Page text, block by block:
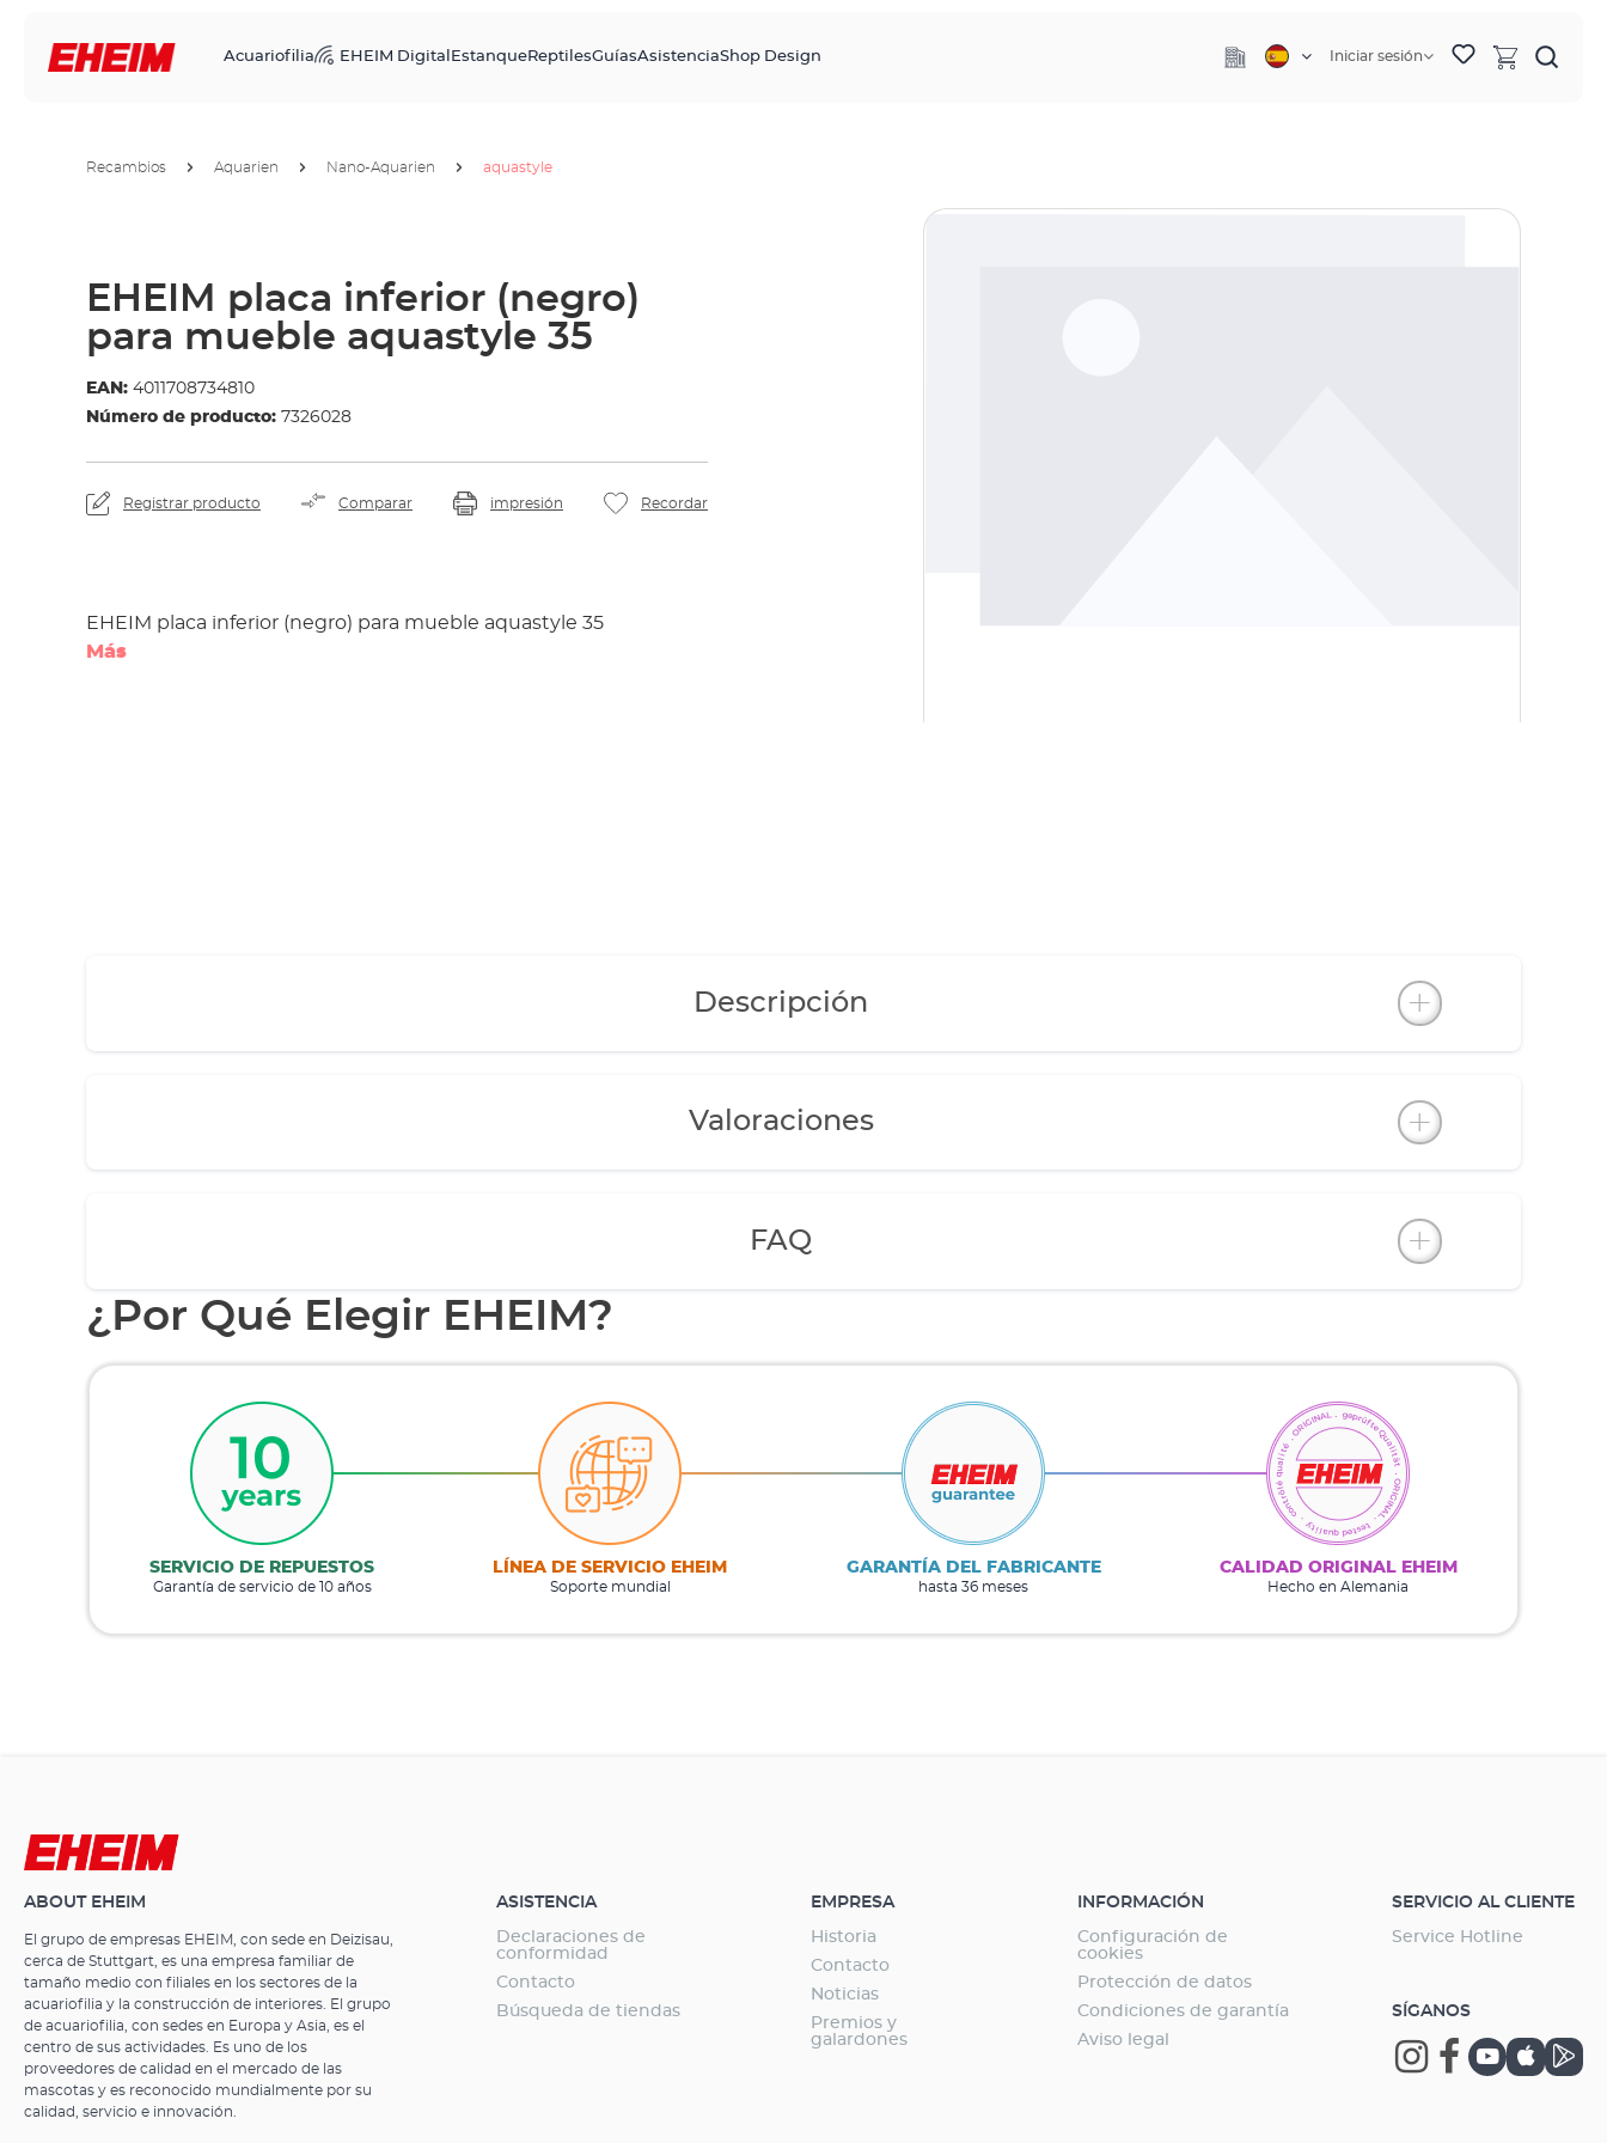
Acuariofilia EHEIM Digital EstanqueReptilesGuíasAsistenciaShop Design Iniciar sesión
Recambios Aquarien Nano-Aquarien aquastyle
EHEIM placa inferior (negro)
para mueble aquastyle 35
EAN: 4011708734810
Número de producto: 7326028
Registrar producto Comparar impresión Recordar
EHEIM placa inferior (negro) para mueble aquastyle 35
Más
Descripción
Valoraciones
FAQ
¿Por Qué Elegir EHEIM?
SERVICIO DE REPUESTOS
Garantía de servicio de 10 años
LÍNEA DE SERVICIO EHEIM
Soporte mundial
GARANTÍA DEL FABRICANTE
hasta 36 meses
CALIDAD ORIGINAL EHEIM
Hecho en Alemania
ABOUT EHEIM
El grupo de empresas EHEIM, con sede en Deizisau,
cerca de Stuttgart, es una empresa familiar de
tamaño medio con filiales en los sectores de la
acuariofilia y la construcción de interiores. El grupo
de acuariofilia, con sedes en Europa y Asia, es el
centro de sus actividades. Es uno de los
proveedores de calidad en el mercado de las
mascotas y es reconocido mundialmente por su
calidad, servicio e innovación.
ASISTENCIA
Declaraciones de
conformidad
Contacto
Búsqueda de tiendas
EMPRESA
Historia
Contacto
Noticias
Premios y
galardones
INFORMACIÓN
Configuración de
cookies
Protección de datos
Condiciones de garantía
Aviso legal
SERVICIO AL CLIENTE
Service Hotline
SÍGANOS